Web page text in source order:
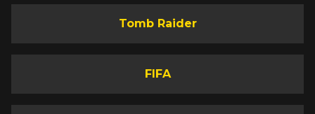
Tomb Raider
FIFA